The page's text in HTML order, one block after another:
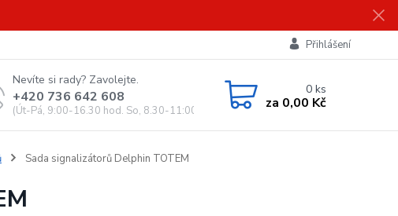
Přihlášení
Nevíte si rady? Zavolejte.
+420 736 642 608
(Út-Pá, 9:00-16.30 hod. So, 8.30-11:00 hod.)
0ks
za 0,00 Kč
Sada signalizátorů Delphin TOTEM